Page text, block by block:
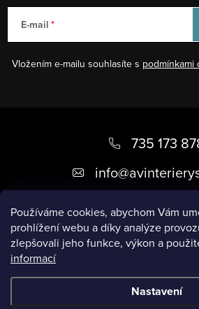
Používáme cookies, abychom Vám
prohlížení webu a díky analýze
zlepšovali jeho funkce, výkon a
informací
Nastavení
E-mail
Vložením e-mailu souhlasíte s podmínkami
a
735 173
info@
Užitečné informace